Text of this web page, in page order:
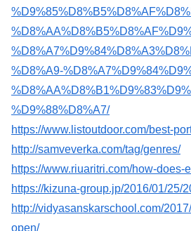
%D8%A9-
%D9%88%D8%A7/
https://www.listoutdoor.com/best-
http://samveverka.com/tag/genres/
https://www.riuaritri.com/how-does-
https://kizuna-group.jp/2016/01/25/
http://vidyasanskarschool.com/
open/